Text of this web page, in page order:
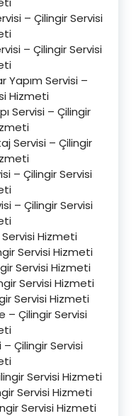
– Çilingir Servisi
– Çilingir Servisi
Yapım Servisi –
Hizmeti
Servisi – Çilingir
Servisi – Çilingir
– Çilingir Servisi
– Çilingir Servisi
Servisi Hizmeti
Servisi Hizmeti
Servisi Hizmeti
Servisi Hizmeti
Servisi Hizmeti
– Çilingir Servisi
Çilingir Servisi
Servisi Hizmeti
Servisi Hizmeti
Servisi Hizmeti